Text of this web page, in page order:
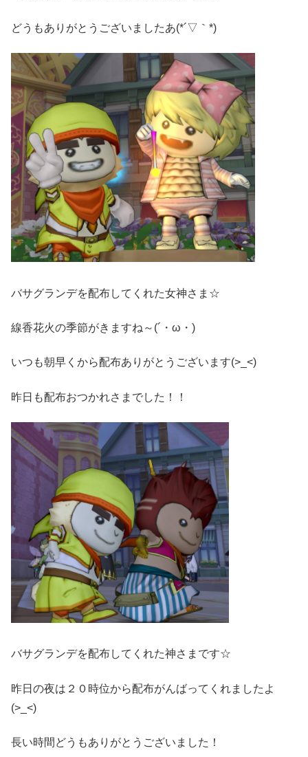
どうもありがとうございましたあ(*´▽｀*)
バサグランデを配布してくれた女神さま☆
線香花火の季節がきますね～(´・ω・)
いつも朝早くから配布ありがとうございます(>_<)
昨日も配布おつかれさまでした！！
バサグランデを配布してくれた神さまです☆
昨日の夜は２０時位から配布がんばってくれましたよ
(>_<)
長い時間どうもありがとうございました！